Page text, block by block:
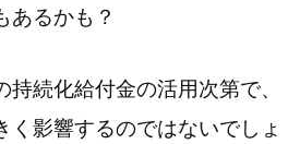
あるかも？
続化給付金の活用次第で、
く影響するのではないでしょ